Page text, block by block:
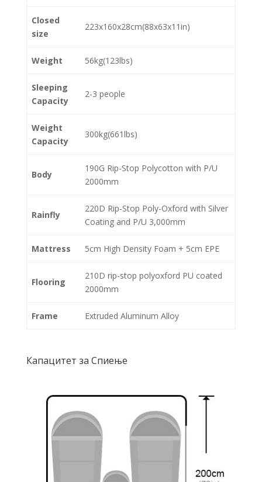
Closed
size
223x160x28cm(88x63x11in)
Weight 56kg(123lbs)
Sleeping
Capacity
2-3 people
Weight
Capacity
300kg(661lbs)
Body
190G Rip-Stop Polycotton with P/U
2000mm
Rainfly
220D Rip-Stop Poly-Oxford with Silver
Coating and P/U 3,000mm
Mattress 5cm High Density Foam + 5cm EPE
Flooring
210D rip-stop polyoxford PU coated
2000mm
Frame Extruded Aluminum Alloy
Капацитет за Спиење